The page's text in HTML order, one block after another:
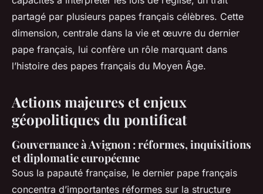
partagé par plusieurs papes français célèbres. Cette
dimension, centrale dans la vie et œuvre du dernier
pape français, lui confère un rôle marquant dans
l’histoire des papes français du Moyen Âge.
Actions majeures et enjeux
géopolitiques du pontificat
Gouvernance à Avignon : réformes, inquisitions
et diplomatie européenne
Sous la papauté française, le dernier pape français
concentra d’importantes réformes sur la structure